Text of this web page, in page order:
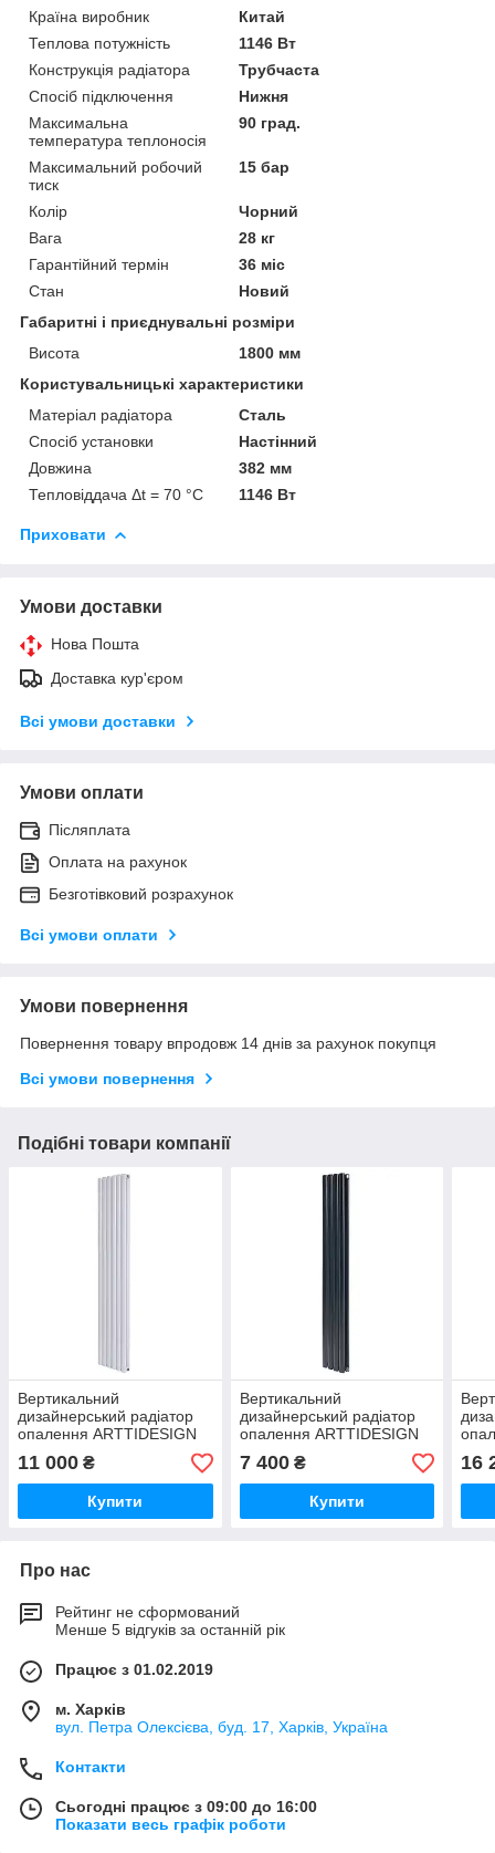
Країна виробник
Китай
Теплова потужність
1146 Вт
Конструкція радіатора
Трубчаста
Спосіб підключення
Нижня
Максимальна
температура теплоносія
90 град.
Максимальний робочий
тиск
15 бар
Колір
Чорний
Вага
28 кг
Гарантійний термін
36 міс
Стан
Новий
Габаритні і приєднувальні розміри
Висота
1800 мм
Користувальницькі характеристики
Матеріал радіатора
Сталь
Спосіб установки
Настінний
Довжина
382 мм
Тепловіддача Δt = 70 °C
1146 Вт
Приховати
Умови доставки
Нова Пошта
Доставка кур'єром
Всі умови доставки
Умови оплати
Післяплата
Оплата на рахунок
Безготівковий розрахунок
Всі умови оплати
Умови повернення
Повернення товару впродовж 14 днів за рахунок покупця
Всі умови повернення
Подібні товари компанії
Вертикальний
дизайнерський радіатор
опалення ARTTIDESIGN
Rimini II 6/1800/354/50
білий матовий
11 000 ₴
Купити
Вертикальний
дизайнерський радіатор
опалення ARTTIDESIGN
Rimini II 4/1500/236/50
чорний матовий
7 400₴
Купити
16
Про нас
Рейтинг не сформований
Менше 5 відгуків за останній рік
Працює з 01.02.2019
м. Харків
вул. Петра Олексієва, буд. 17, Харків, Україна
Контакти
Сьогодні працює з 09:00 до 16:00
Показати весь графік роботи